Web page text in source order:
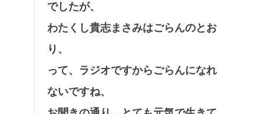
でしたが、
わたくし貴志まさみはごらんのとお
り、
って、ラジオですからごらんになれ
ないですね、